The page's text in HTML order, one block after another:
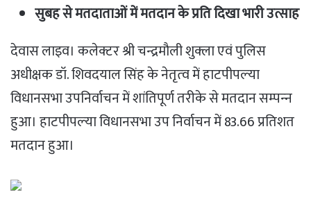
सुबह से मतदाताओं में मतदान के प्रति दिखा भारी उत्साह
देवास लाइव। कलेक्टर श्री चन्‍द्रमौली शुक्‍ला एवं पुलिस
अधीक्षक डॉ. शिवदया‍ल सिंह के नेतृत्‍व में हाटपीपल्‍या
विधानसभा उपनिर्वाचन में शांतिपूर्ण तरीके से मतदान सम्‍पन्‍न
हुआ। हाटपीपल्‍या विधानसभा उप निर्वाचन में 83.66 प्रतिशत
मतदान हुआ।